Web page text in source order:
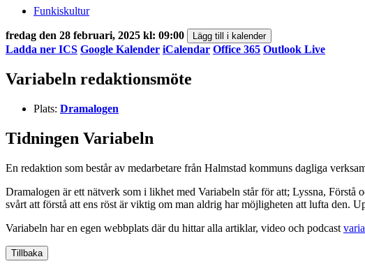
Funkiskultur
fredag den 28 februari, 2025 kl: 09:00 Lägg till i kalender
Ladda ner ICS Google Kalender iCalendar Office 365 Outlook Live
Variabeln redaktionsmöte
Plats: Dramalogen
Tidningen Variabeln
En redaktion som består av medarbetare från Halmstad kommuns dagliga
Dramalogen är ett nätverk som i likhet med Variabeln står för att; Lyssna,
svårt att förstå att ens röst är viktig om man aldrig har möjligheten att lufta den.
Variabeln har en egen webbplats där du hittar alla artiklar, video och podcast
Tillbaka